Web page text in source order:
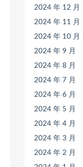
2024 年 12 月
2024 年 11 月
2024 年 10 月
2024 年 9 月
2024 年 8 月
2024 年 7 月
2024 年 6 月
2024 年 5 月
2024 年 4 月
2024 年 3 月
2024 年 2 月